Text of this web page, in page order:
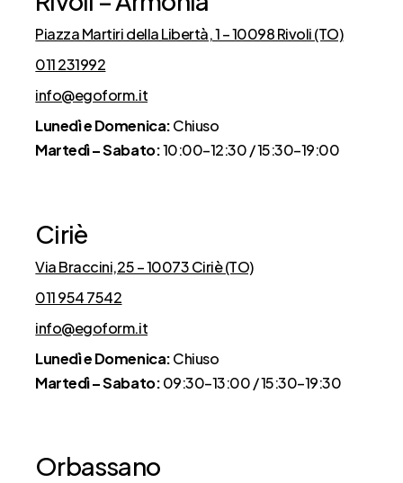
Piazza Martiri della Libertà, 1 – 10098 Rivoli (TO)
011 231992
info@egoform.it
Lunedì e Domenica:Chiuso
Martedì – Sabato:10:00–12:30 / 15:30–19:00
Ciriè
Via Braccini,25 – 10073 Ciriè (TO)
011 954 7542
info@egoform.it
Lunedì e Domenica:Chiuso
Martedì – Sabato:09:30–13:00 / 15:30–19:30
Orbassano